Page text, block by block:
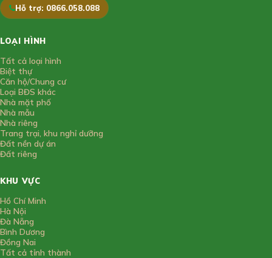
Hỗ trợ: 0866.058.088
LOẠI HÌNH
Tất cả loại hình
Biệt thự
Căn hộ/Chung cư
Loại BĐS khác
Nhà mặt phố
Nhà mẫu
Nhà riêng
Trang trại, khu nghỉ dưỡng
Đất nền dự án
Đất riêng
KHU VỰC
Hồ Chí Minh
Hà Nội
Đà Nẵng
Bình Dương
Đồng Nai
Tất cả tỉnh thành